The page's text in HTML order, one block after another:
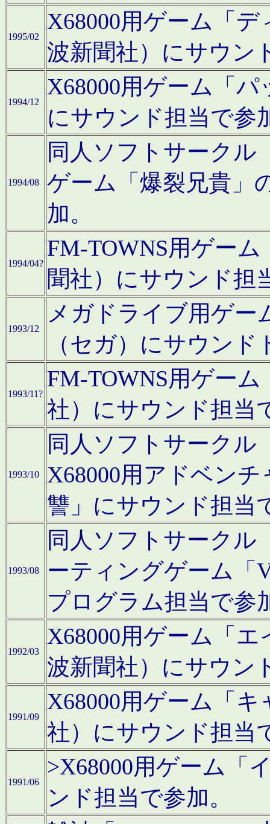
1995/02
X68000用ゲーム「
波新聞社）にサウン
1994/12
X68000用ゲーム「
にサウンド担当で参
1994/08
同人ソフトサークル
ゲーム「爆裂兄貴」
加。
1994/04?
FM-TOWNS用ゲー
聞社）にサウンド担
1993/12
メガドライブ用ゲー
（セガ）にサウン
1993/11?
FM-TOWNS用ゲー
社）にサウンド担当
1993/10
同人ソフトサークル
X68000用アドベン
讐」にサウンド担当
1993/08
同人ソフトサークル
ーティングゲーム「
プログラム担当で参
1992/03
X68000用ゲーム「
波新聞社）にサウン
1991/09
X68000用ゲーム「
社）にサウンド担当
1991/06
>X68000用ゲーム「
ンド担当で参加。